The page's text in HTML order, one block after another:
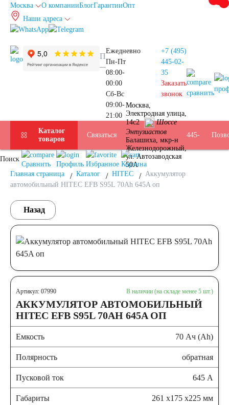
Москва О компанииБлогГарантииОпт
Наши адреса
Ежедневно
Пн-Пт
08:00-
00:00
Сб-Вс
09:00-
21:00
+7 (495)
445-02-
35
Заказать
звонок сравнить
Каталог
товаров
Подбор
АКБ
Услуги
Бренды
Доставка
Оплата
Б/У
АКБ
Контакты
Связаться Москва
Москва,
Электродная улица,
14с2
Шоссе
Энтузиастов
Балашиха, мкр-н
Железнодорожный,
ул. Автозаводская
50А
+7
445-
Поиск
Сравнить Профиль Избранное Корзина
Главная страница
Каталог HITEC
Аккумулятор
автомобильный HITEC EFB S95L 70Ah 645A оп
Назад
Артикул: 07990 В наличии (на складе менее 5 шт.)
АККУМУЛЯТОР АВТОМОБИЛЬНЫЙ
HITEC EFB S95L 70AH 645A ОП
Емкость 70 Ач (Ah)
Полярность обратная
Пусковой ток 645 А
Габариты 261 x175 x225 мм